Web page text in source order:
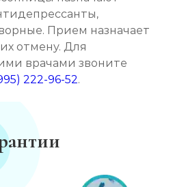
Прием назначает
отмену. Для
врачами звоните
222-96-52.